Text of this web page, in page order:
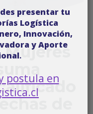
Mujeres
de
presentar tu
Logística
Innovación,
y Aporte
.
postula en